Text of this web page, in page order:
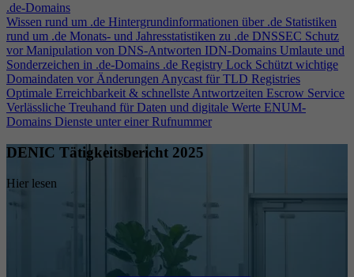
.de-Domains
Wissen rund um .de Hintergrundinformationen über .de Statistiken
rund um .de Monats- und Jahresstatistiken zu .de DNSSEC Schutz
vor Manipulation von DNS-Antworten IDN-Domains Umlaute und
Sonderzeichen in .de-Domains .de Registry Lock Schützt wichtige
Domaindaten vor ÄnderungenAnycast für TLD Registries
Optimale Erreichbarkeit & schnellste Antwortzeiten Escrow Service
Verlässliche Treuhand für Daten und digitale Werte ENUM-
Domains Dienste unter einer Rufnummer
DENIC Tätigkeitsbericht 2025
Hier lesen